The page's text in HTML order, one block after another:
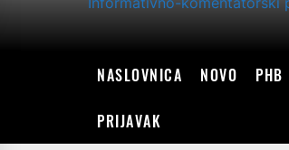
NASLOVNICA NOVO PHB
PRIJAVAK